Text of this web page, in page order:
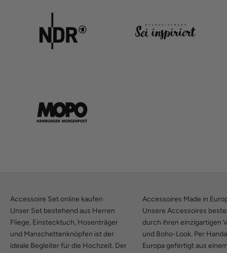
Accessoire Set online kaufen
Unser Set bestehend aus Herren
Fliege, Einstecktuch, Hosenträger
und Manschettenknöpfen ist der
ideale Begleiter für die Hochzeit. Der
Accessoires Made in
Unsere Accessoires
durch ihren einzigartigen
und Boho-Look. Per
Europa gefertigt aus